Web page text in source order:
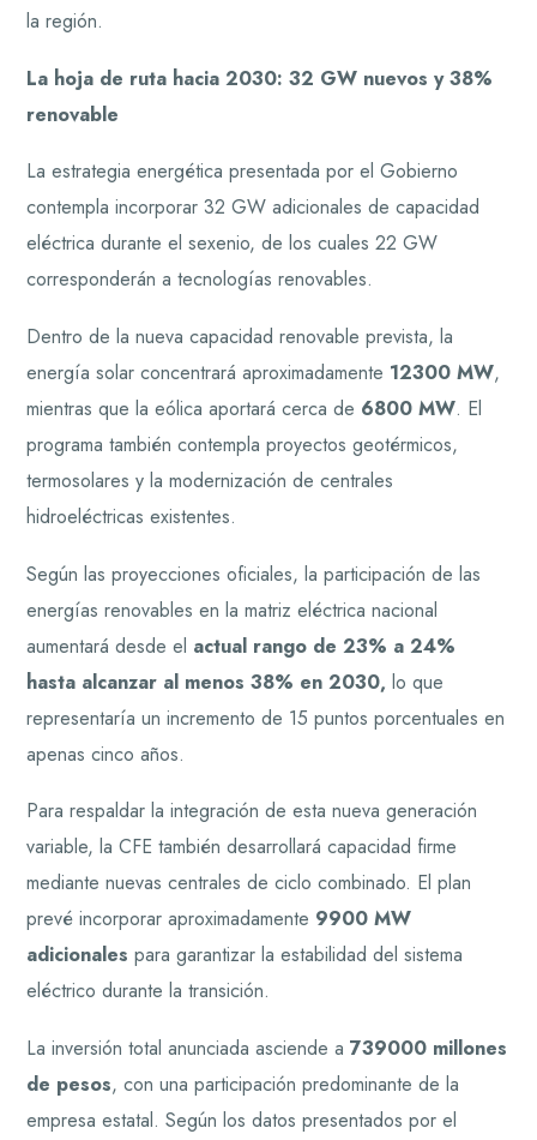
la región.
La hoja de ruta hacia 2030: 32 GW nuevos y 38%
renovable
La estrategia energética presentada por el Gobierno
contempla incorporar 32 GW adicionales de capacidad
eléctrica durante el sexenio, de los cuales 22 GW
corresponderán a tecnologías renovables.
Dentro de la nueva capacidad renovable prevista, la
energía solar concentrará aproximadamente 12300 MW,
mientras que la eólica aportará cerca de 6800 MW. El
programa también contempla proyectos geotérmicos,
termosolares y la modernización de centrales
hidroeléctricas existentes.
Según las proyecciones oficiales, la participación de las
energías renovables en la matriz eléctrica nacional
aumentará desde el actual rango de 23% a 24%
hasta alcanzar al menos 38% en 2030, lo que
representaría un incremento de 15 puntos porcentuales en
apenas cinco años.
Para respaldar la integración de esta nueva generación
variable, la CFE también desarrollará capacidad firme
mediante nuevas centrales de ciclo combinado. El plan
prevé incorporar aproximadamente 9900 MW
adicionales para garantizar la estabilidad del sistema
eléctrico durante la transición.
La inversión total anunciada asciende a739000 millones
de pesos, con una participación predominante de la
empresa estatal. Según los datos presentados por el